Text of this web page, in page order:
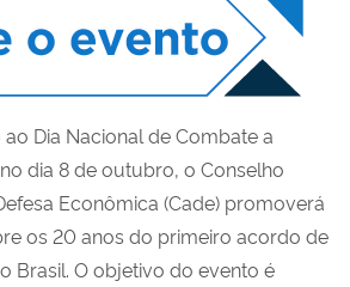
Dia Nacional de Combate a
dia 8 de outubro, o Conselho
Econômica (Cade) promoverá
os 20 anos do primeiro acordo de
Brasil. O objetivo do evento é